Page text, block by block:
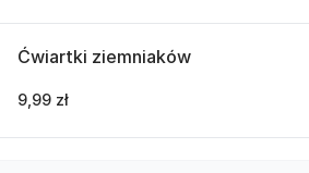
Ćwiartki ziemniaków
9,99 zł